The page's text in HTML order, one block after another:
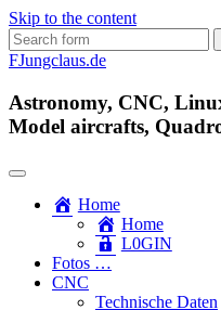
Skip to the content
Search
for:
FJungclaus.de
Astronomy, CNC,
Model aircrafts,
Home
Home
L​0​​GIN
Fotos …
CNC
Technische Daten